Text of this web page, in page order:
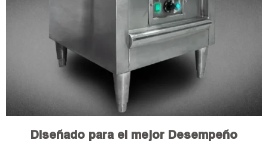
Diseñado para el mejor Desempeño